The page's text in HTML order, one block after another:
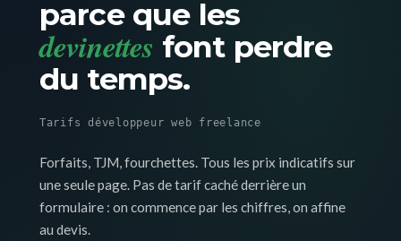
parce que les
devinettes font perdre
du temps.
Tarifs développeur web freelance
Forfaits, TJM, fourchettes. Tous les prix indicatifs sur
une seule page. Pas de tarif caché derrière un
formulaire : on commence par les chiffres, on affine
au devis.